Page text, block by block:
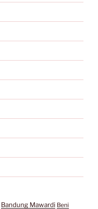
Bandung Mawardi Beni